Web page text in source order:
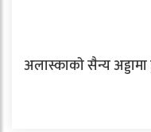
अलास्काकाे सैन्य अड्डामा